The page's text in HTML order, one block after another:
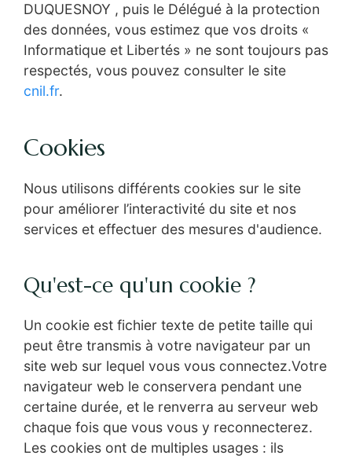
DUQUESNOY , puis le Délégué à la protection
des données, vous estimez que vos droits «
Informatique et Libertés » ne sont toujours pas
respectés, vous pouvez consulter le site
cnil.fr.
Cookies
Nous utilisons différents cookies sur le site
pour améliorer l’interactivité du site et nos
services et effectuer des mesures d'audience.
Qu'est-ce qu'un cookie ?
Un cookie est fichier texte de petite taille qui
peut être transmis à votre navigateur par un
site web sur lequel vous vous connectez.Votre
navigateur web le conservera pendant une
certaine durée, et le renverra au serveur web
chaque fois que vous vous y reconnecterez.
Les cookies ont de multiples usages : ils